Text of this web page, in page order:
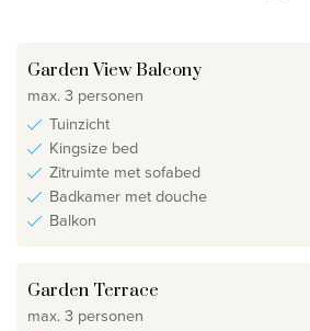
Garden View Balcony
max. 3 personen
Tuinzicht
Kingsize bed
Zitruimte met sofabed
Badkamer met douche
Balkon
Garden Terrace
max. 3 personen